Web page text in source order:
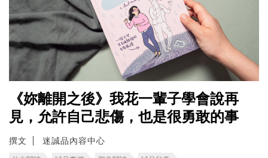
《妳離開之後》我花一輩子學會說再
見，允許自己悲傷，也是很勇敢的事
撰文 迷誠品內容中心